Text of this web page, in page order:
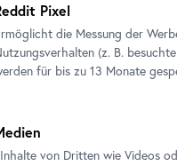
einem
Pixel
die Messung der
(z. B.
für bis zu 13 Monate
von Dritten wie Videos